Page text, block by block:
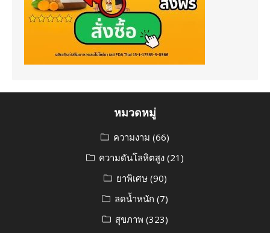
หมวดหมู่
ความงาม (66)
ความดันโลหิตสูง (21)
ยาพิเศษ(90)
ลดน้ำหนัก (7)
สุขภาพ (323)